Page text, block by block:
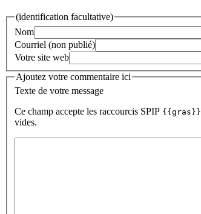
(identification facultative)
Nom
Courriel (non publié)
Votre site web
Ajoutez votre commentaire ici
Texte de votre message
Ce champ accepte les raccourcis SPIP {{gras}}
vides.